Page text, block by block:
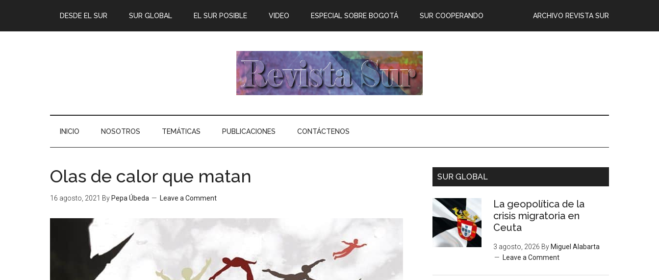
DESDE EL SUR SUR GLOBAL EL SUR POSIBLE ARCHIVO REVISTA SUR
VIDEO ESPECIAL SOBRE BOGOTÁ SUR COOPERANDO
INICIO NOSOTROS TEMÁTICAS PUBLICACIONES CONTÁCTENOS
Olas de calor que matan
16 agosto, 2021 By Pepa Úbeda Leave a Comment
SUR GLOBAL
La geopolítica de la
crisis migratoria en
Ceuta
3 agosto, 2026 By Miguel Alabarta
Leave a Comment